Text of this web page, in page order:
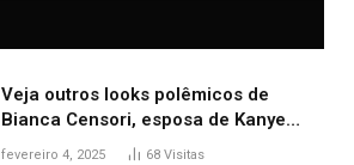
Veja outros looks polêmicos de
Bianca Censori, esposa de Kanye
West que apareceu nua no Grammy
fevereiro 4, 2025 68 Visitas